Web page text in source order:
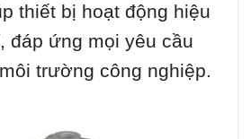
thiết bị hoạt động hiệu
đáp ứng mọi yêu cầu
trường công nghiệp.